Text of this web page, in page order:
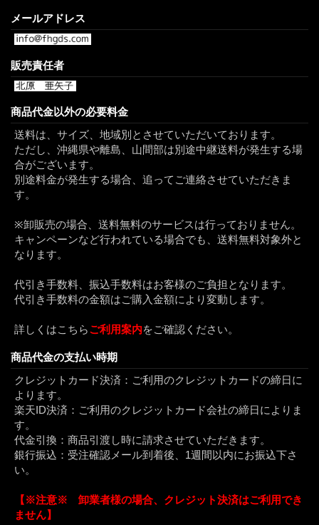
メールアドレス
販売責任者
商品代金以外の必要料金
送料は、サイズ、地域別とさせていただいております。
ただし、沖縄県や離島、山間部は別途中継送料が発生する場
合がございます。
別途料金が発生する場合、追ってご連絡させていただきま
す。
※卸販売の場合、送料無料のサービスは行っておりません。
キャンペーンなど行われている場合でも、送料無料対象外と
なります。
代引き手数料、振込手数料はお客様のご負担となります。
代引き手数料の金額はご購入金額により変動します。
詳しくはこちらご利用案内をご確認ください。
商品代金の支払い時期
クレジットカード決済：ご利用のクレジットカードの締日に
よります。
楽天ID決済：ご利用のクレジットカード会社の締日によりま
す。
代金引換：商品引渡し時に請求させていただきます。
銀行振込：受注確認メール到着後、1週間以内にお振込下さ
い。
【※注意※ 卸業者様の場合、クレジット決済はご利用でき
ません】